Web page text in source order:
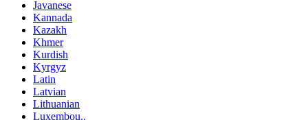
Javanese
Kannada
Kazakh
Khmer
Kurdish
Kyrgyz
Latin
Latvian
Lithuanian
Luxembou..